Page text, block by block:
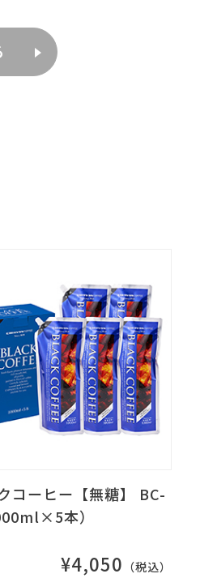
コーヒー【無糖】 BC-
本）
¥4,050 （税込）